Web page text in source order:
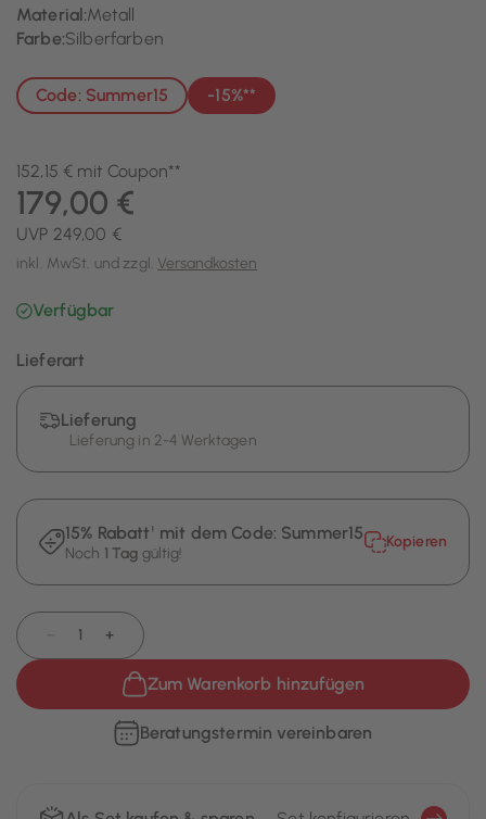
Material:Metall
Farbe:Silberfarben
Code: Summer15 -15%**
152,15 € mit Coupon**
UVP 249,00 €
179,00 €
inkl. MwSt. und zzgl. Versandkosten
Verfügbar
Lieferart
Lieferung
Lieferung in 2-4 Werktagen
15% Rabatt¹ mit dem Code: Summer15
Noch 1 Tag gültig!
Kopieren
+
Zum Warenkorb hinzufügen
Beratungstermin vereinbaren